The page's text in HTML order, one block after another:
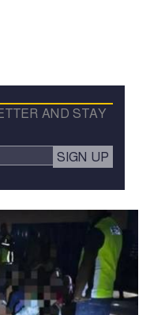
AND STAY